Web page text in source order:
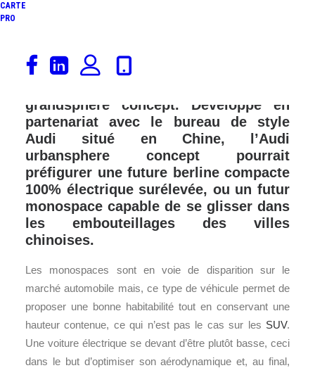
CARTE
PRO
La firme aux anneaux dévoile,
aujourd’hui, un nouveau concept-car
grandsphere concept. Développé en
partenariat avec le bureau de style
Audi situé en Chine, l’Audi
urbansphere concept pourrait
préfigurer une future berline compacte
100% électrique surélevée, ou un futur
monospace capable de se glisser dans
les embouteillages des villes
chinoises.
Les monospaces sont en voie de disparition sur le
marché automobile mais, ce type de véhicule permet de
proposer une bonne habitabilité tout en conservant une
hauteur contenue, ce qui n’est pas le cas sur les SUV.
Une voiture électrique se devant d’être plutôt basse, ceci
dans le but d’optimiser son aérodynamique et, au final,